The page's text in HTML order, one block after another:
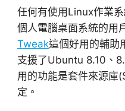
任何有使用Linux作業
個人電腦桌面系統的用
Tweak這個好用的輔助
支援了Ubuntu 8.10、
用的功能是套件來源庫
定。